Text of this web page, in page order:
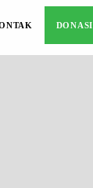
DONASI